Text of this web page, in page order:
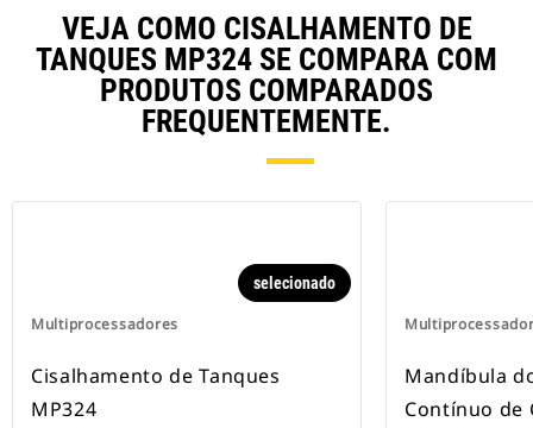
VEJA COMO CISALHAMENTO DE
TANQUES MP324 SE COMPARA COM
PRODUTOS COMPARADOS
FREQUENTEMENTE.
Multiprocessadores
selecionado
Cisalhamento de Tanques
MP324
Mandíbula
Contínuo de